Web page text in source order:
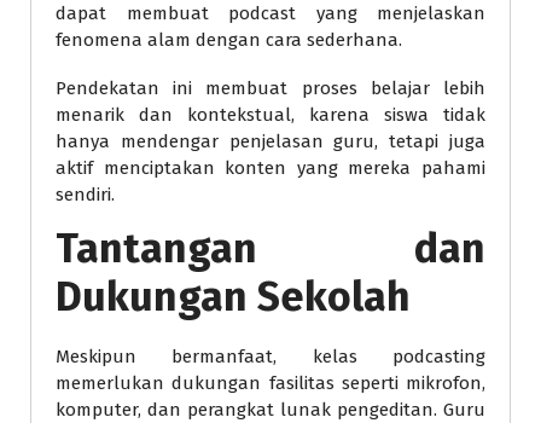
dapat membuat podcast yang menjelaskan
fenomena alam dengan cara sederhana.
Pendekatan ini membuat proses belajar lebih
menarik dan kontekstual, karena siswa tidak
hanya mendengar penjelasan guru, tetapi juga
aktif menciptakan konten yang mereka pahami
sendiri.
Tantangan dan
Dukungan Sekolah
Meskipun bermanfaat, kelas podcasting
memerlukan dukungan fasilitas seperti mikrofon,
komputer, dan perangkat lunak pengeditan. Guru